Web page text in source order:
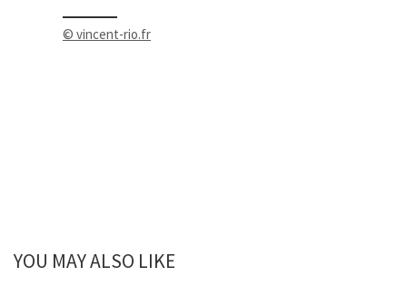
© vincent-rio.fr
YOU MAY ALSO LIKE